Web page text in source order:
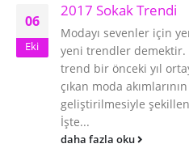
06
Eki
2017 Sokak Trendi
Modayı sevenler için
yeni trendler demektir.
trend bir önceki yıl
çıkan moda akımlarının
geliştirilmesiyle
İşte...
daha fazla oku